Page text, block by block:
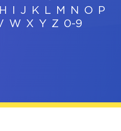
H J K L M N O
P
W X Y Z 0-9